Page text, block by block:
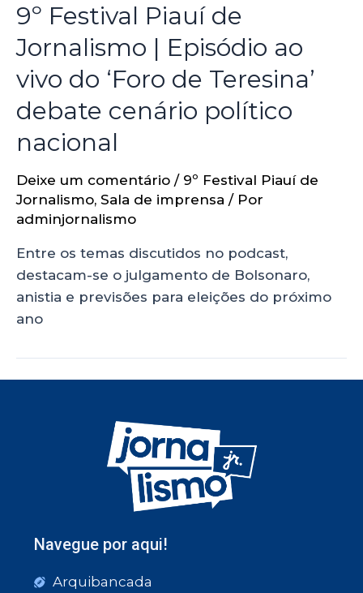
9º Festival Piauí de
Jornalismo | Episódio ao
vivo do ‘Foro de Teresina’
debate cenário político
nacional
Deixe um comentário / 9º Festival Piauí de
Jornalismo, Sala de imprensa / Por
adminjornalismo
Entre os temas discutidos no podcast,
destacam-se o julgamento de Bolsonaro,
anistia e previsões para eleições do próximo
ano
Navegue por aqui!
Arquibancada